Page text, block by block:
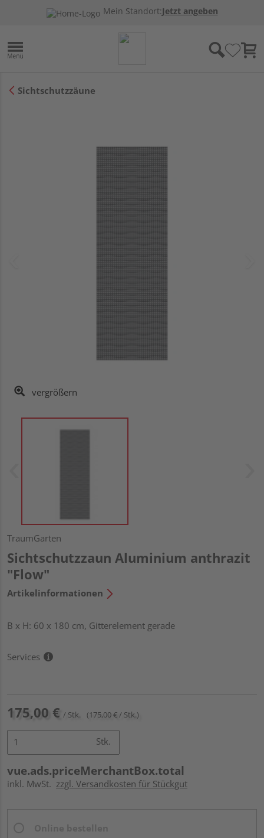
Mein Standort:Jetzt angeben
Sichtschutzzäune
vergrößern
TraumGarten
Sichtschutzzaun Aluminium anthrazit
"Flow"
Artikelinformationen
B x H: 60 x 180 cm, Gitterelement gerade
Services
175,00 € / Stk. (175,00 € / Stk.)
Stk.
vue.ads.priceMerchantBox.total
inkl. MwSt. zzgl. Versandkosten für Stückgut